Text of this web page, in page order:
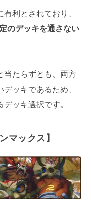
利とされており、
のデッキを通さない
当たらずとも、両方
ッキであるため、
ッキ選択です。
マックス】